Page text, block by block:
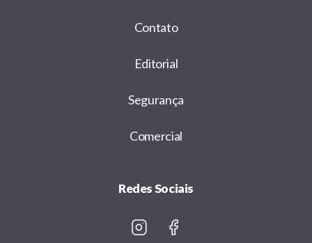
Contato
Editorial
Segurança
Comercial
Redes Sociais